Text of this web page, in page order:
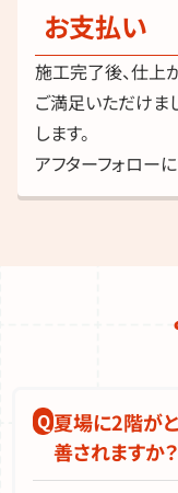
お支払い
施工完了後、仕上
ご満足いただけま
します。
アフターフォロー
夏場に2階が
善されますか？